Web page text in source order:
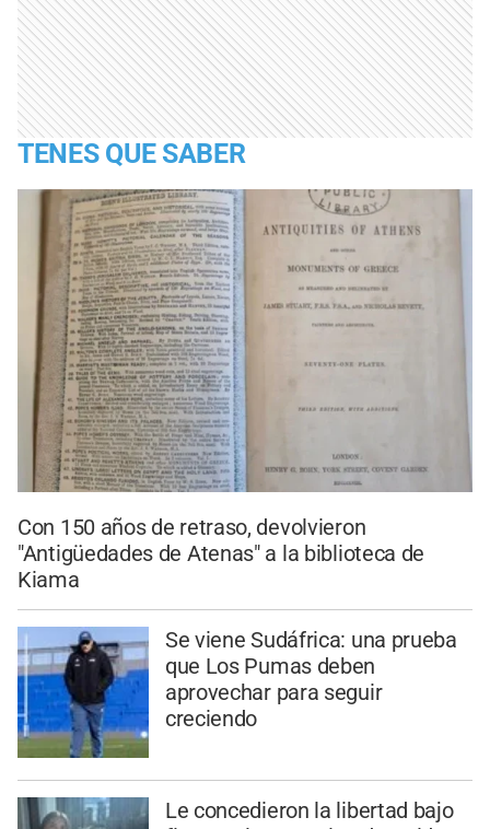
TENES QUE SABER
Con 150 años de retraso, devolvieron
"Antigüedades de Atenas" a la biblioteca de
Kiama
Se viene Sudáfrica: una prueba
que Los Pumas deben
aprovechar para seguir
creciendo
Le concedieron la libertad bajo